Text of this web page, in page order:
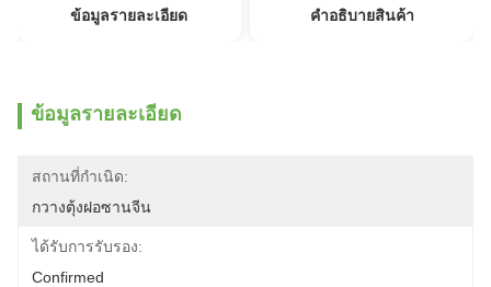
ข้อมูลรายละเอียด คําอธิบายสินค้า
ข้อมูลรายละเอียด
สถานที่กำเนิด:
กวางตุ้งฝอซานจีน
ได้รับการรับรอง:
Confirmed